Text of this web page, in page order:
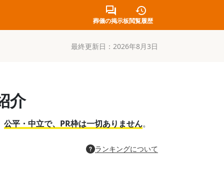
葬儀の掲示板閲覧履歴
最終更新日： 2026年8月3日
介
公平・中立で、PR枠は一切ありません。
ランキングについて